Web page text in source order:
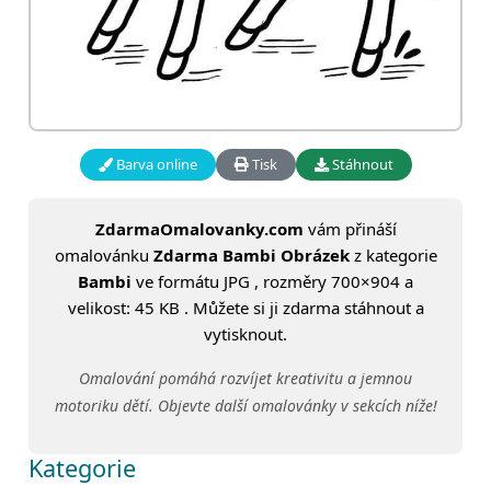
Barva online Tisk Stáhnout
ZdarmaOmalovanky.com vám přináší
omalovánku Zdarma Bambi Obrázekz kategorie
Bambi ve formátu JPG , rozměry 700×904 a
velikost: 45 KB . Můžete si ji zdarma stáhnout a
vytisknout.
Omalování pomáhá rozvíjet kreativitu a jemnou
motoriku dětí. Objevte další omalovánky v sekcích níže!
Kategorie